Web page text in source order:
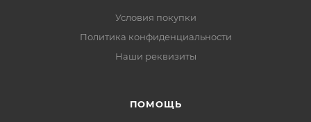
Условия покупки
Политика конфиденциальности
Наши реквизиты
ПОМОЩЬ